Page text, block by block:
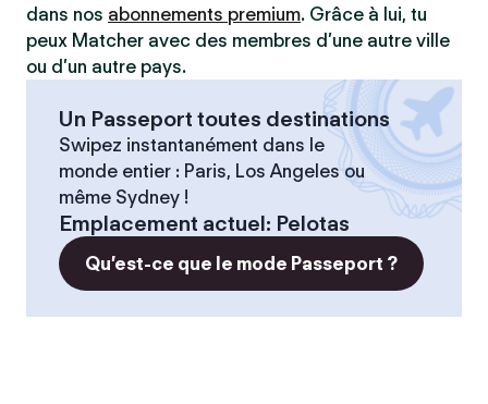
dans nos abonnements premium. Grâce à lui, tu
peux Matcher avec des membres d’une autre ville
ou d’un autre pays.
Un Passeport toutes destinations
Swipez instantanément dans le
monde entier : Paris, Los Angeles ou
même Sydney !
Emplacement actuel: Pelotas
Qu’est-ce que le mode Passeport ?